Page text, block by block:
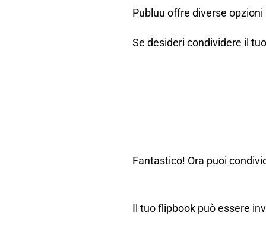
Publuu offre diverse
Se desideri condividere il
Fantastico! Ora puoi
Il tuo flipbook può essere